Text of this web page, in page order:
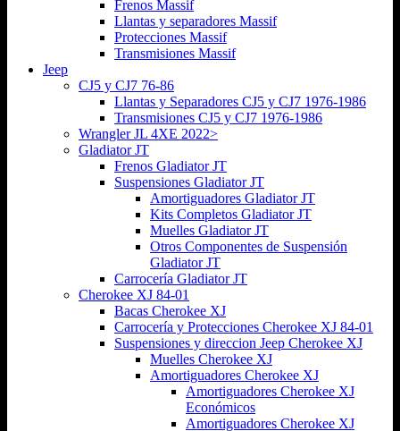
Frenos Massif
Llantas y separadores Massif
Protecciones Massif
Transmisiones Massif
Jeep
CJ5 y CJ7 76-86
Llantas y Separadores CJ5 y CJ7 1976-1986
Transmisiones CJ5 y CJ7 1976-1986
Wrangler JL 4XE 2022>
Gladiator JT
Frenos Gladiator JT
Suspensiones Gladiator JT
Amortiguadores Gladiator JT
Kits Completos Gladiator JT
Muelles Gladiator JT
Otros Componentes de Suspensión
Gladiator JT
Carrocería Gladiator JT
Cherokee XJ 84-01
Bacas Cherokee XJ
Carrocería y Protecciones Cherokee XJ 84-01
Suspensiones y direccion Jeep Cherokee XJ
Muelles Cherokee XJ
Amortiguadores Cherokee XJ
Amortiguadores Cherokee XJ
Económicos
Amortiguadores Cherokee XJ